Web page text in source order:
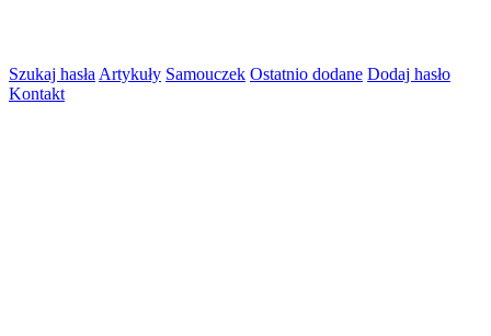
Szukaj hasła Artykuły Samouczek Ostatnio dodane Dodaj hasło
Kontakt